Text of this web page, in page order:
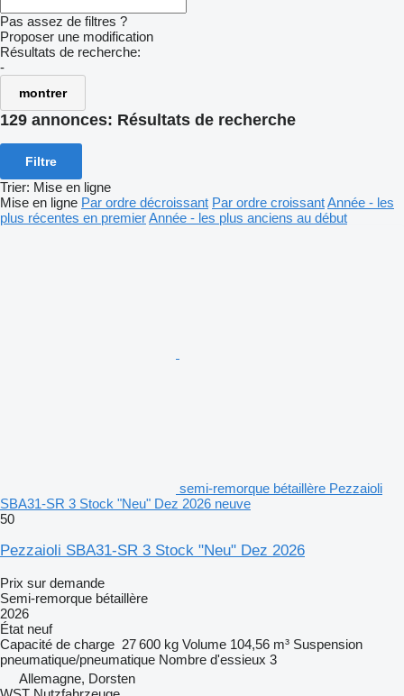
Pas assez de filtres ?
Proposer une modification
Résultats de recherche:
-
montrer
129 annonces: Résultats de recherche
Filtre
Trier: Mise en ligne
Mise en ligne Par ordre décroissant Par ordre croissantAnnée - les
plus récentes en premierAnnée - les plus anciens au début
semi-remorque bétaillère Pezzaioli
SBA31-SR 3 Stock "Neu" Dez 2026 neuve
50
Pezzaioli SBA31-SR 3 Stock "Neu" Dez 2026
Prix sur demande
Semi-remorque bétaillère
2026
État neuf
Capacité de charge 27 600 kg Volume 104,56 m³ Suspension
pneumatique/pneumatique Nombre d'essieux 3
Allemagne, Dorsten